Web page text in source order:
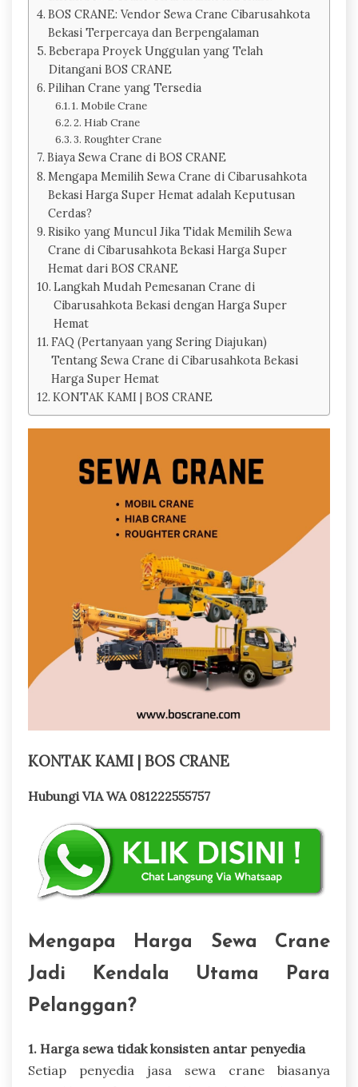
BOS CRANE: Vendor Sewa Crane Cibarusahkota
Bekasi Terpercaya dan Berpengalaman
Beberapa Proyek Unggulan yang Telah
Ditangani BOS CRANE
Pilihan Crane yang Tersedia
1. Mobile Crane
2. Hiab Crane
3. Roughter Crane
Biaya Sewa Crane di BOS CRANE
Mengapa Memilih Sewa Crane di Cibarusahkota
Bekasi Harga Super Hemat adalah Keputusan
Cerdas?
Risiko yang Muncul Jika Tidak Memilih Sewa
Crane di Cibarusahkota Bekasi Harga Super
Hemat dari BOS CRANE
Langkah Mudah Pemesanan Crane di
Cibarusahkota Bekasi dengan Harga Super
Hemat
FAQ (Pertanyaan yang Sering Diajukan)
Tentang Sewa Crane di Cibarusahkota Bekasi
Harga Super Hemat
KONTAK KAMI | BOS CRANE
KONTAK KAMI | BOS CRANE
Hubungi VIA WA 081222555757
Mengapa Harga Sewa Crane
Jadi Kendala Utama Para
Pelanggan?
1. Harga sewa tidak konsisten antar penyedia
Setiap penyedia jasa sewa crane biasanya